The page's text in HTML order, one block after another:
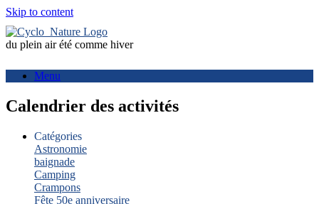
Skip to content
du plein air été comme hiver
Menu
Calendrier des activités
Catégories
Astronomie
baignade
Camping
Crampons
Fête 50e anniversaire